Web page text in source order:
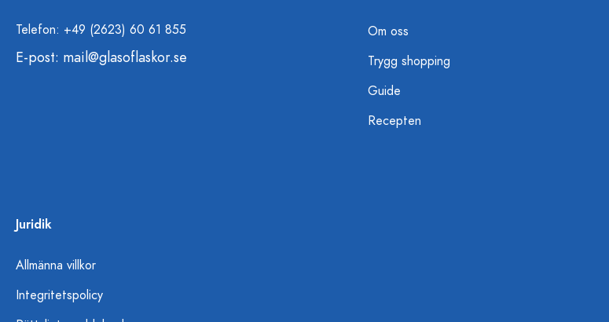
Telefon: +49 (2623) 60 61 855
E-post: mail@glasoflaskor.se
Om oss
Trygg shopping
Guide
Recepten
Juridik
Allmänna villkor
Integritetspolicy